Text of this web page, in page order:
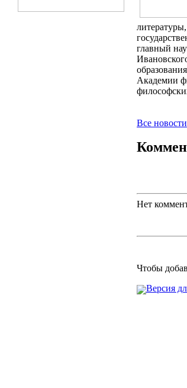
главный
Академии
Все новости
Нет
Чтобы
Версия